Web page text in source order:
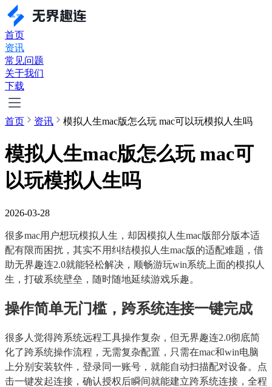
首页
资讯
常见问题
关于我们
下载
首页 资讯 模拟人生mac版怎么玩 mac可以玩模拟人生吗
模拟人生mac版怎么玩 mac可
以玩模拟人生吗
2026-03-28
很多mac用户想玩模拟人生，却因模拟人生mac版部分版本适
配有限而困扰，其实不用纠结模拟人生mac版的适配难题，借
助无界趣连2.0就能轻松解决，顺畅游玩win系统上面的模拟人
生，打破系统壁垒，随时随地延续游戏乐趣。
操作简单无门槛，跨系统连接一键完成
很多人觉得跨系统远程工具操作复杂，但无界趣连2.0彻底简
化了跨系统操作流程，无需复杂配置，只需在mac和win电脑
上分别安装软件，登录同一账号，就能自动扫描配对设备。点
击一键发起连接，确认授权后瞬间就能建立跨系统连接，全程